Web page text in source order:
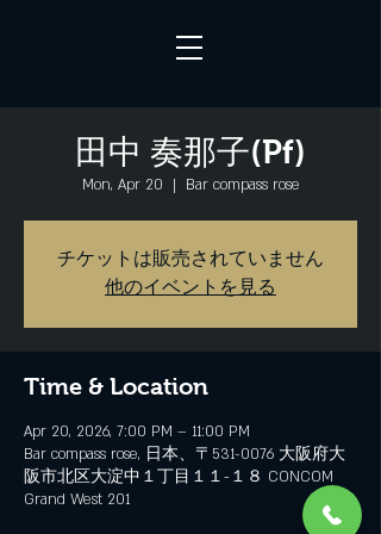
田中 奏那子(Pf)
Mon, Apr 20
  |
Bar compass rose
チケットは販売されていません
他のイベントを見る
Time & Location
Apr 20, 2026, 7:00 PM – 11:00 PM
Bar compass rose, 日本、〒531-0076 大阪府大
阪市北区大淀中１丁目１１−１８ CONCOM
Grand West 201